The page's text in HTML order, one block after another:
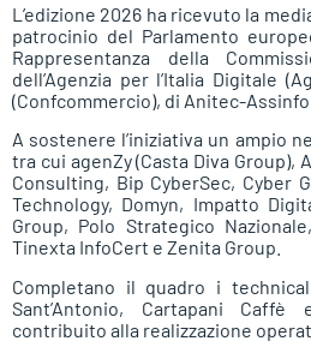
L’edizione 2026 ha ricevuto la
patrocinio del Parlamento
Rappresentanza della
dell’Agenzia per l’Italia Digitale
(Confcommercio), di Anitec-
A sostenere l’iniziativa un ampio
tra cui agenZy (Casta Diva Group),
Consulting, Bip CyberSec, Cyber
Technology, Domyn, Impatto
Group, Polo Strategico
Tinexta InfoCert e Zenita Group.
Completano il quadro i
Sant’Antonio, Cartapani
contribuito alla realizzazione